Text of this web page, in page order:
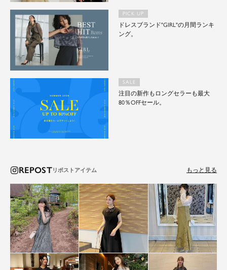
PICK UP
ドレスブランド"GIRL"の月間ランキ
ング。
SALE
注目の新作もロングセラーも最大
80％OFFセール。
REPOST もっと見る